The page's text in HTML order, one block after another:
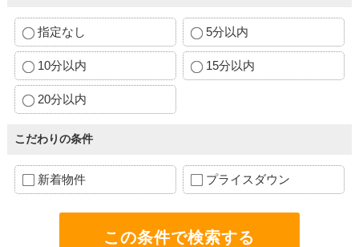
指定なし 5分以内
10分以内 15分以内
20分以内
こだわりの条件
新着物件 プライスダウン